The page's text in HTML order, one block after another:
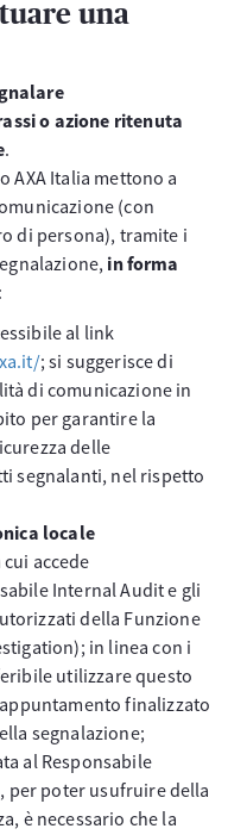
una
o azione ritenuta
.
AXA Italia mettono a
(con
di persona), tramite i
in forma
:
al link
; si suggerisce di
di comunicazione in
per garantire la
delle
segnalanti, nel rispetto
locale
cui accede
Internal Audit e gli
della Funzione
in linea con i
utilizzare questo
finalizzato
segnalazione;
al Responsabile
per poter usufruire della
è necessario che la